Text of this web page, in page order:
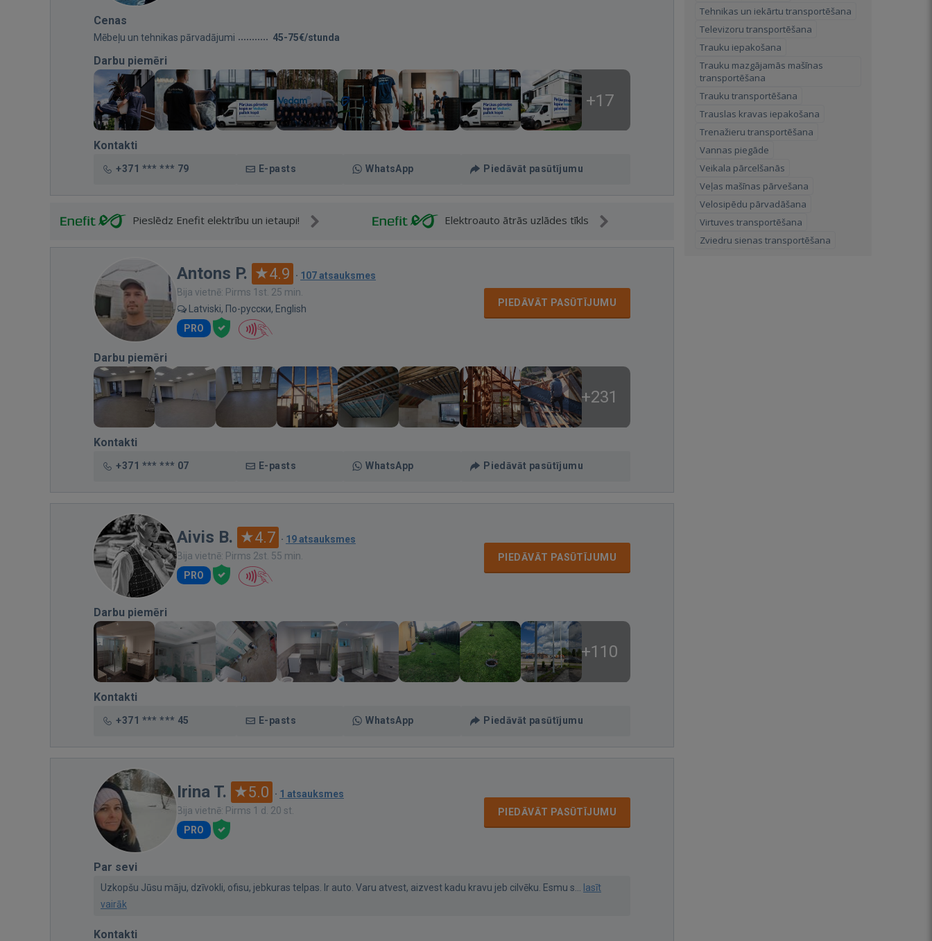
Cenas
Mēbeļu un tehnikas pārvadājumi 45-75€/stunda
Darbu piemēri
+17
Kontakti
+371 *** *** 79 E-pasts WhatsApp Piedāvāt pasūtījumu
Pieslēdz Enefit elektrību un ietaupi! Elektroauto ātrās uzlādes tīkls
Antons P. 4.9 · 107 atsauksmes
Bija vietnē: Pirms 1st. 25 min.
Latviski, По-русски, English
PRO
PIEDĀVĀT PASŪTĪJUMU
Darbu piemēri
+231
Kontakti
+371 *** *** 07 E-pasts WhatsApp Piedāvāt pasūtījumu
Aivis B. 4.7 · 19 atsauksmes
Bija vietnē: Pirms 2st. 55 min.
PRO
PIEDĀVĀT PASŪTĪJUMU
Darbu piemēri
+110
Kontakti
+371 *** *** 45 E-pasts WhatsApp Piedāvāt pasūtījumu
Irina T. 5.0 · 1 atsauksmes
Bija vietnē: Pirms 1 d. 20 st.
PRO
PIEDĀVĀT PASŪTĪJUMU
Par sevi
Uzkopšu Jūsu māju, dzīvokli, ofisu, jebkuras telpas. Ir auto. Varu atvest, aizvest kadu kravu jeb cilvēku. Esmu s... lasīt
vairāk
Kontakti
Tehnikas un iekārtu transportēšana
Televizoru transportēšana
Trauku iepakošana
Trauku mazgājamās mašīnas
transportēšana
Trauku transportēšana
Trauslas kravas iepakošana
Trenažieru transportēšana
Vannas piegāde
Veikala pārcelšanās
Veļas mašīnas pārvešana
Velosipēdu pārvadāšana
Virtuves transportēšana
Zviedru sienas transportēšana